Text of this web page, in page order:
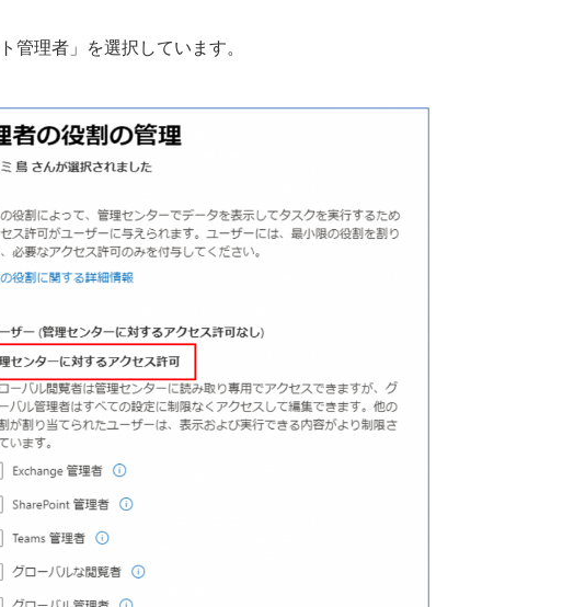
管理者」を選択しています。